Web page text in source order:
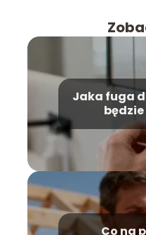
Jaka fuga
Co na